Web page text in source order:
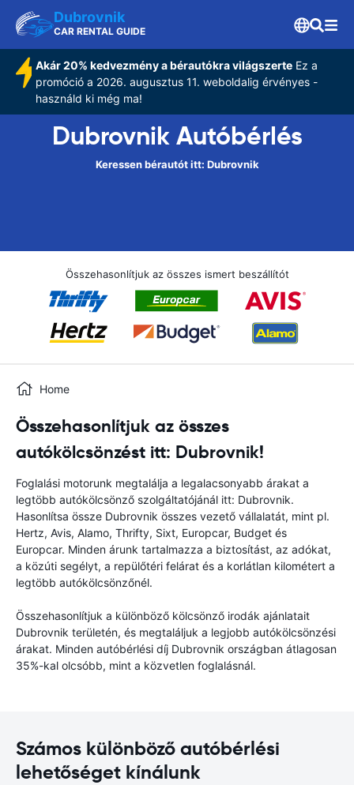
Dubrovnik
CAR RENTAL GUIDE
Akár 20% kedvezmény a bérautókra világszerteEz a
promóció a 2026. augusztus 11. weboldalig érvényes -
használd ki még ma!
Dubrovnik Autóbérlés
Keressen bérautót itt: Dubrovnik
Összehasonlítjuk az összes ismert beszállítót
Home
Összehasonlítjuk az összes
autókölcsönzést itt: Dubrovnik!
Foglalási motorunk megtalálja a legalacsonyabb árakat a
legtöbb autókölcsönző szolgáltatójánál itt: Dubrovnik.
Hasonlítsa össze Dubrovnik összes vezető vállalatát, mint pl.
Hertz, Avis, Alamo, Thrifty, Sixt, Europcar, Budget és
Europcar. Minden árunk tartalmazza a biztosítást, az adókat,
a közúti segélyt, a repülőtéri felárat és a korlátlan kilométert a
legtöbb autókölcsönzőnél.
Összehasonlítjuk a különböző kölcsönző irodák ajánlatait
Dubrovnik területén, és megtaláljuk a legjobb autókölcsönzési
árakat. Minden autóbérlési díj Dubrovnik országban átlagosan
35%-kal olcsóbb, mint a közvetlen foglalásnál.
Számos különböző autóbérlési
lehetőséget kínálunk